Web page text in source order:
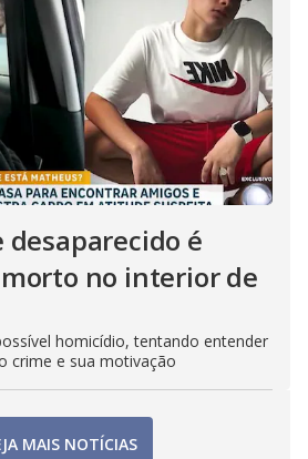
é
no interior de
homicídio, tentando entender
crime e sua motivação
MAIS NOTÍCIAS